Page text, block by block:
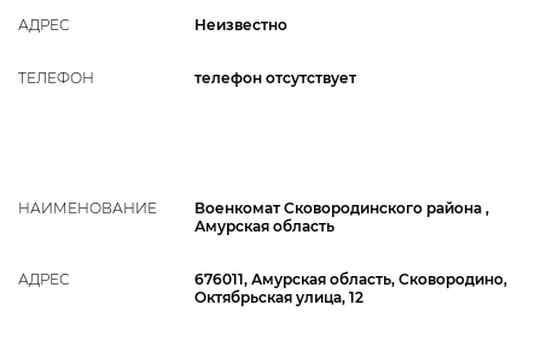
АДРЕС Неизвестно
ТЕЛЕФОН телефон отсутствует
НАИМЕНОВАНИЕ
Военкомат Сковородинского района ,
Амурская область
АДРЕС
676011, Амурская область, Сковородино,
Октябрьская улица, 12